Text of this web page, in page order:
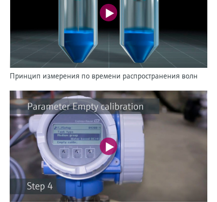
Принцип измерения по времени распространения волн